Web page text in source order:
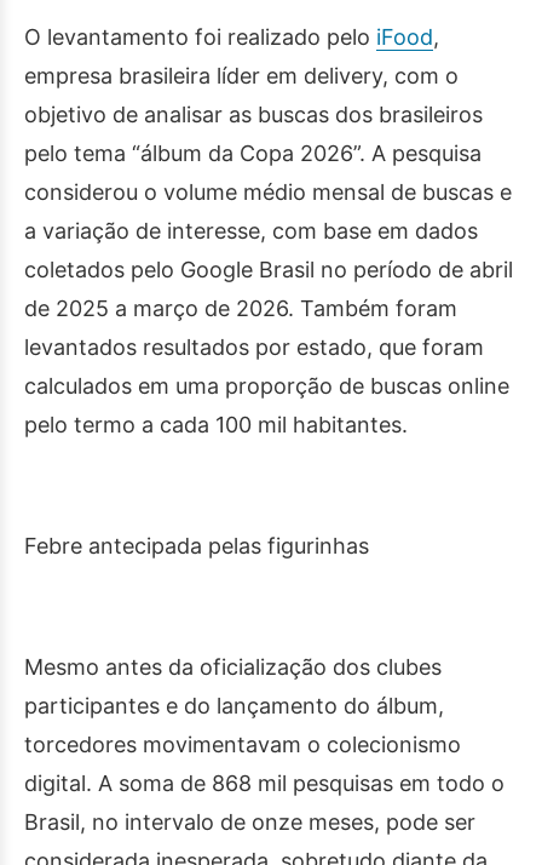
O levantamento foi realizado pelo iFood,
empresa brasileira líder em delivery, com o
objetivo de analisar as buscas dos brasileiros
pelo tema “álbum da Copa 2026”. A pesquisa
considerou o volume médio mensal de buscas e
a variação de interesse, com base em dados
coletados pelo Google Brasil no período de abril
de 2025 a março de 2026. Também foram
levantados resultados por estado, que foram
calculados em uma proporção de buscas online
pelo termo a cada 100 mil habitantes.
Febre antecipada pelas figurinhas
Mesmo antes da oficialização dos clubes
participantes e do lançamento do álbum,
torcedores movimentavam o colecionismo
digital. A soma de 868 mil pesquisas em todo o
Brasil, no intervalo de onze meses, pode ser